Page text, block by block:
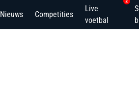
Nieuws Competities
Live
voetbal